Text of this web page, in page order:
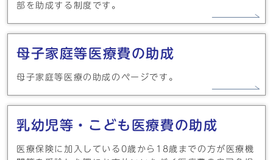
部を助成する制度です。
母子家庭等医療費の助成
母子家庭等医療の助成のページです。
乳幼児等・こども医療費の助成
医療保険に加入している0歳から18歳までの方が医療機